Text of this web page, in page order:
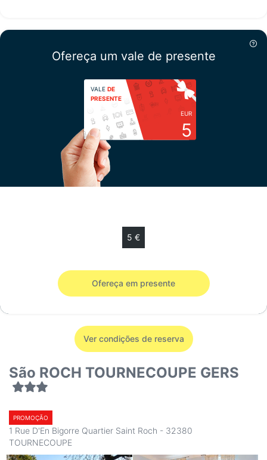
Ofereça um vale de presente
VALE DE
PRESENTE
EUR
5
5 €
Ofereça em presente
Ver condições de reserva
São ROCH TOURNECOUPE GERS
PROMOÇÃO
1 Rue D'En Bigorre Quartier Saint Roch - 32380
TOURNECOUPE